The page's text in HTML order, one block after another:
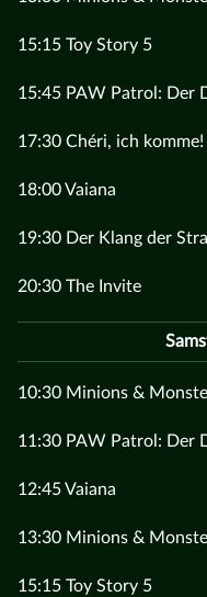
15:15 Toy Story 5
15:45 PAW Patrol: Der
17:30 Chéri, ich
18:00 Vaiana
19:30 Der Klang der
20:30 The Invite
10:30 Minions &
11:30 PAW Patrol: Der
12:45 Vaiana
13:30 Minions &
15:15 Toy Story 5